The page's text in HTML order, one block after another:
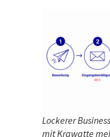
Lockerer
mit Krawatte